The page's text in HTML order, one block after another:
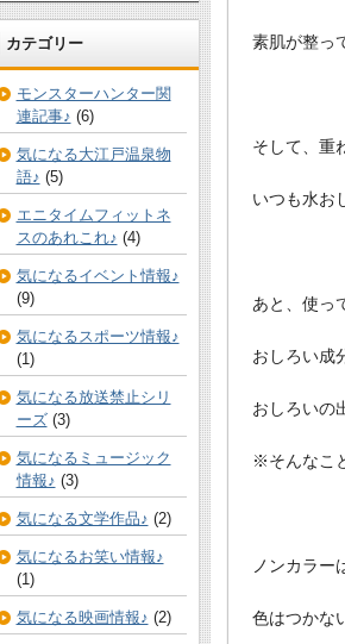
素肌が整っ
そして、重
いつも水お
あと、使っ
おしろい成
おしろいの
※そんなこ
ノンカラー
色はつかな
カテゴリー
モンスターハンター関
連記事♪ (6)
気になる大江戸温泉物
語♪ (5)
エニタイムフィットネ
スのあれこれ♪ (4)
気になるイベント情報♪
(9)
気になるスポーツ情報♪
(1)
気になる放送禁止シリ
ーズ(3)
気になるミュージック
情報♪ (3)
気になる文学作品♪ (2)
気になるお笑い情報♪
(1)
気になる映画情報♪ (2)